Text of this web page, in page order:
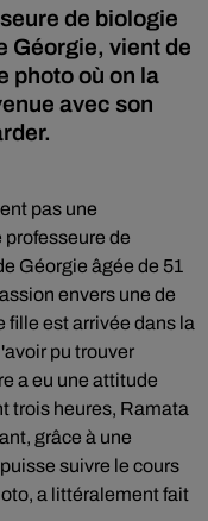
de biologie
Géorgie, vient de
photo où on la
avec son
pas une
professeure de
Géorgie âgée de 51
envers une de
fille est arrivée dans la
pu trouver
a eu une attitude
trois heures, Ramata
grâce à une
suivre le cours
a littéralement fait